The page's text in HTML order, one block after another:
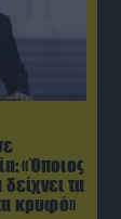
«Όποιος
τα
κρυφό»